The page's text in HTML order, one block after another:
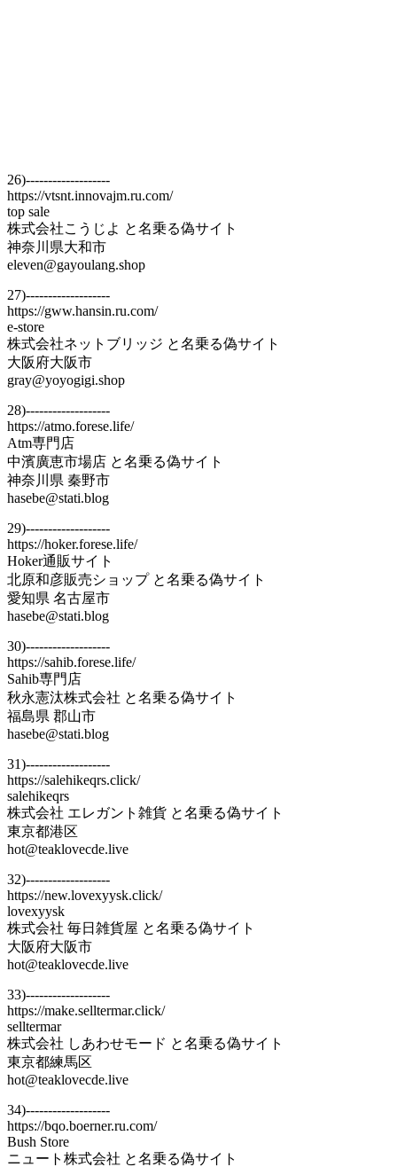
26)-------------------
https://vtsnt.innovajm.ru.com/
top sale
株式会社こうじよ と名乗る偽サイト
神奈川県大和市
eleven@gayoulang.shop
27)-------------------
https://gww.hansin.ru.com/
e-store
株式会社ネットブリッジ と名乗る偽サイト
大阪府大阪市
gray@yoyogigi.shop
28)-------------------
https://atmo.forese.life/
Atm専門店
中濱廣恵市場店 と名乗る偽サイト
神奈川県 秦野市
hasebe@stati.blog
29)-------------------
https://hoker.forese.life/
Hoker通販サイト
北原和彦販売ショップ と名乗る偽サイト
愛知県 名古屋市
hasebe@stati.blog
30)-------------------
https://sahib.forese.life/
Sahib専門店
秋永憲汰株式会社 と名乗る偽サイト
福島県 郡山市
hasebe@stati.blog
31)-------------------
https://salehikeqrs.click/
salehikeqrs
株式会社 エレガント雑貨 と名乗る偽サイト
東京都港区
hot@teaklovecde.live
32)-------------------
https://new.lovexyysk.click/
lovexyysk
株式会社 毎日雑貨屋 と名乗る偽サイト
大阪府大阪市
hot@teaklovecde.live
33)-------------------
https://make.selltermar.click/
selltermar
株式会社 しあわせモード と名乗る偽サイト
東京都練馬区
hot@teaklovecde.live
34)-------------------
https://bqo.boerner.ru.com/
Bush Store
ニュート株式会社 と名乗る偽サイト